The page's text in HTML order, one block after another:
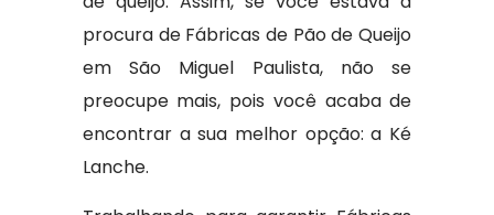
procura de Fábricas de Pão de Queijo
em São Miguel Paulista, não se
preocupe mais, pois você acaba de
encontrar a sua melhor opção: a Ké
Lanche.